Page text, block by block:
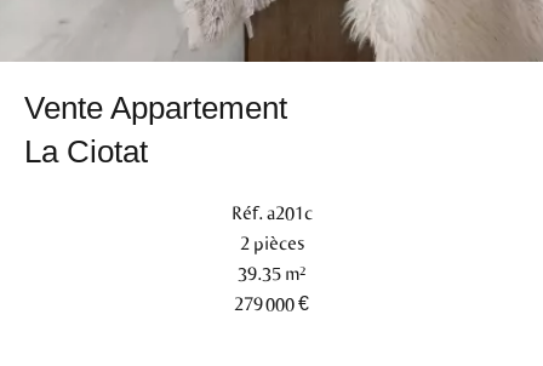
Vente Appartement
La Ciotat
Réf. a201c
2 pièces
39.35 m²
279 000 €